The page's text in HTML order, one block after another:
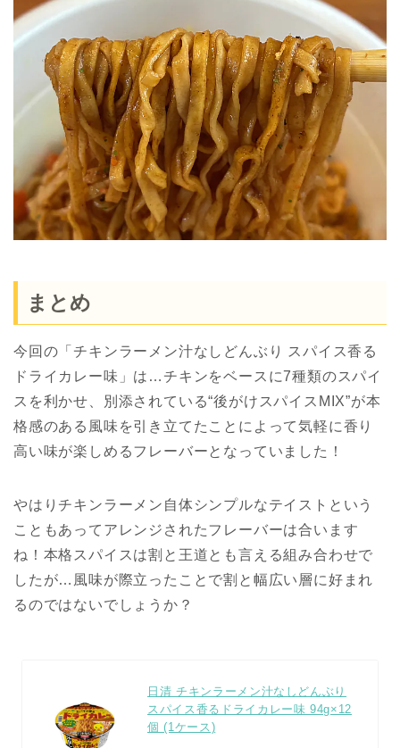
まとめ
今回の「チキンラーメン汁なしどんぶり スパイス香る
ドライカレー味」は…チキンをベースに7種類のスパイ
スを利かせ、別添されている“後がけスパイスMIX”が本
格感のある風味を引き立てたことによって気軽に香り
高い味が楽しめるフレーバーとなっていました！
やはりチキンラーメン自体シンプルなテイストという
こともあってアレンジされたフレーバーは合います
ね！本格スパイスは割と王道とも言える組み合わせで
したが…風味が際立ったことで割と幅広い層に好まれ
るのではないでしょうか？
日清 チキンラーメン汁なしどんぶり
スパイス香るドライカレー味 94g×12
個 (1ケース)